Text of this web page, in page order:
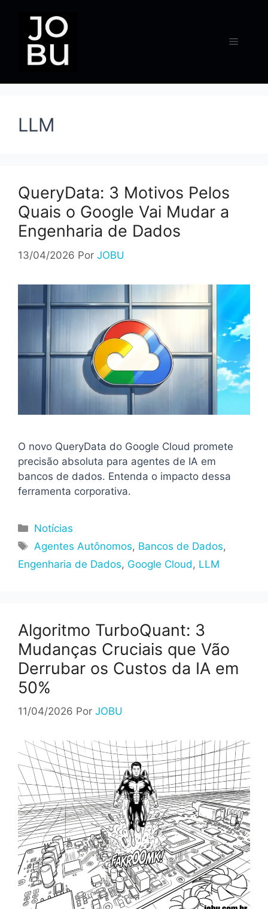
conteúdo
Menu
LLM
QueryData: 3 Motivos Pelos
Quais o Google Vai Mudar a
Engenharia de Dados
13/04/2026 Por JOBU
O novo QueryData do Google Cloud promete
precisão absoluta para agentes de IA em
bancos de dados. Entenda o impacto dessa
ferramenta corporativa.
Categorias
Notícias
Tags
Agentes Autônomos, Bancos de Dados,
Engenharia de Dados, Google Cloud , LLM
Algoritmo TurboQuant: 3
Mudanças Cruciais que Vão
Derrubar os Custos da IA em
50%
11/04/2026 Por JOBU